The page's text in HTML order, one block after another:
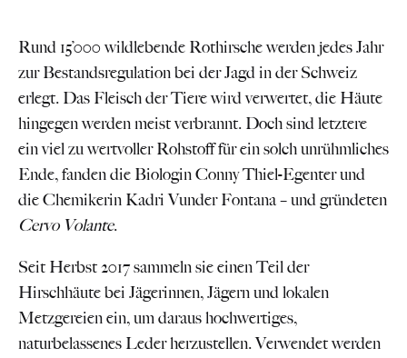
Rund 15’000 wildlebende Rothirsche werden jedes Jahr
zur Bestandsregulation bei der Jagd in der Schweiz
erlegt. Das Fleisch der Tiere wird verwertet, die Häute
hingegen werden meist verbrannt. Doch sind letztere
ein viel zu wertvoller Rohstoff für ein solch unrühmliches
Ende, fanden die Biologin Conny Thiel-Egenter und
die Chemikerin Kadri Vunder Fontana – und gründeten
Cervo Volante.
Seit Herbst 2017 sammeln sie einen Teil der
Hirschhäute bei Jägerinnen, Jägern und lokalen
Metzgereien ein, um daraus hochwertiges,
naturbelassenes Leder herzustellen. Verwendet werden